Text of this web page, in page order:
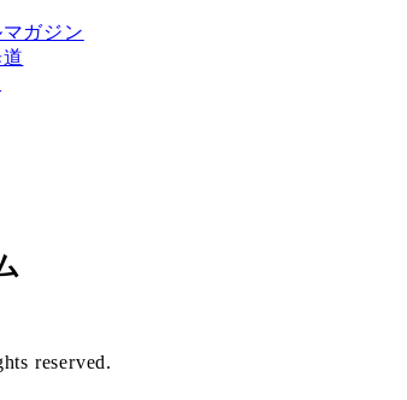
ガジン
reserved.